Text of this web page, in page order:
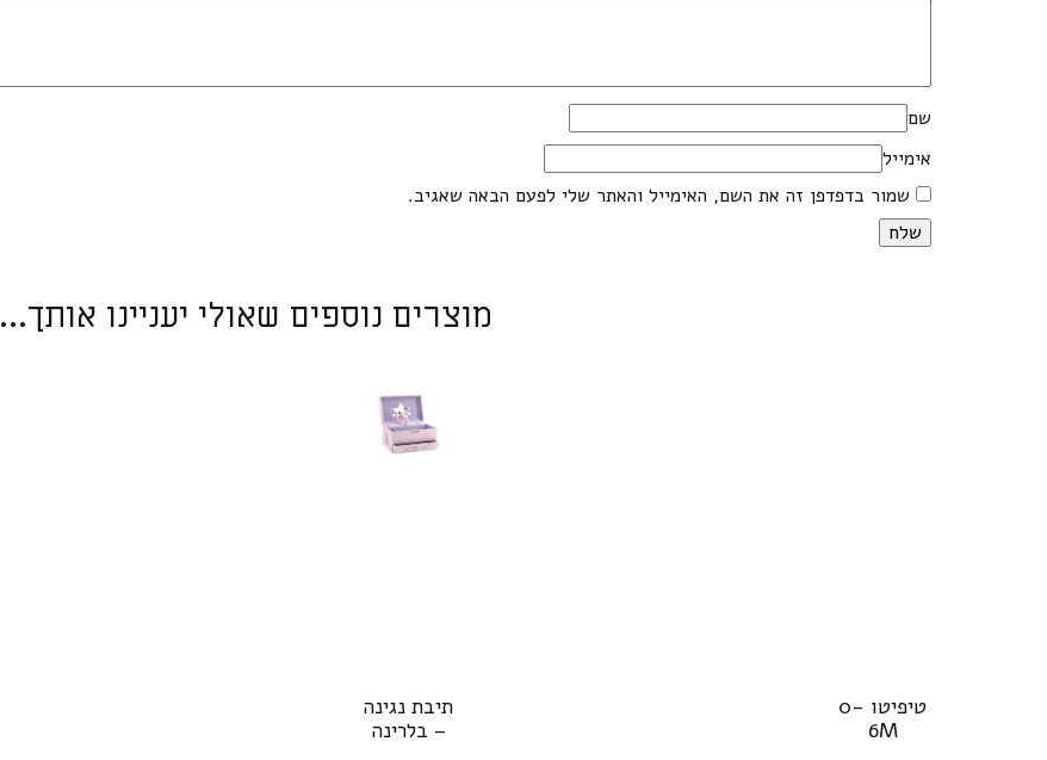
שם
אימייל
שמור בדפדפן זה את השם, האימייל והאתר שלי לפעם הבאה שאגיב.
מוצרים נוספים שאולי יעניינו אותך...
טיפיטו 0-
6M
תיבת נגינה
– בלרינה